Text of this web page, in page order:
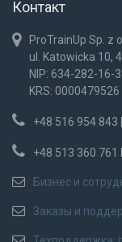
Контакт
ProTrainUp Sp. z
ul. Katowicka 10,
NIP: 634-282-16-
KRS: 0000479526
+48 516 954 843
+48 513 360 761
Бизнес и
Заказы и